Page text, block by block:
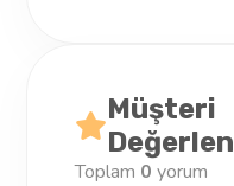
Müşteri
Toplam 0 yorum